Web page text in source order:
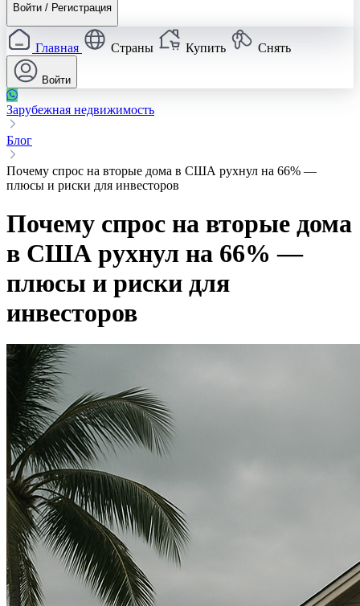
Войти / Регистрация
Главная Страны Купить Снять
Войти
Зарубежная недвижимость
Блог
Почему спрос на вторые дома в США рухнул на 66% —
плюсы и риски для инвесторов
Почему спрос на вторые дома
в США рухнул на 66% —
плюсы и риски для
инвесторов